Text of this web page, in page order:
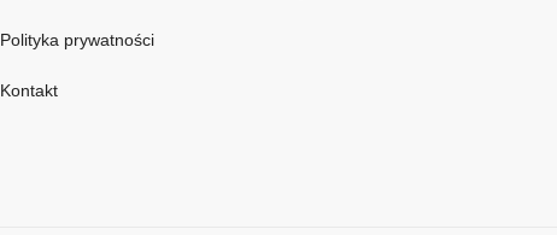
Polityka prywatności
Kontakt